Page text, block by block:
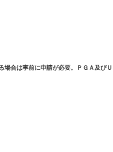
合は事前に申請が必要。ＰＧＡ及びＵ